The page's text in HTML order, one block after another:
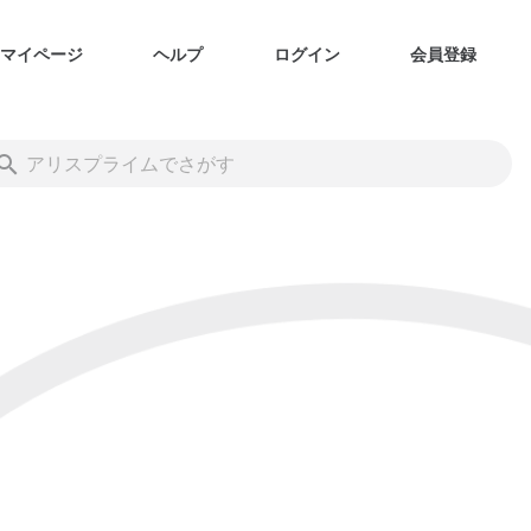
マイページ ヘルプ ログイン 会員登録